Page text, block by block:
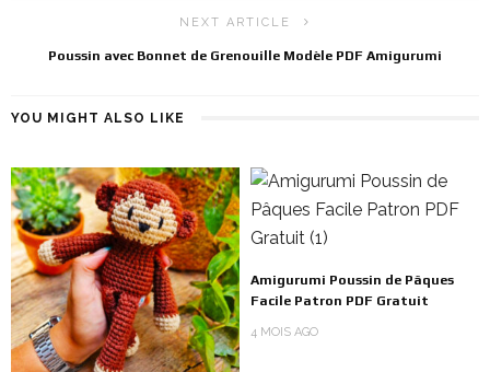
NEXT ARTICLE
Poussin avec Bonnet de Grenouille Modèle PDF Amigurumi
YOU MIGHT ALSO LIKE
Amigurumi Poussin de Pâques
Facile Patron PDF Gratuit
4 MOIS AGO